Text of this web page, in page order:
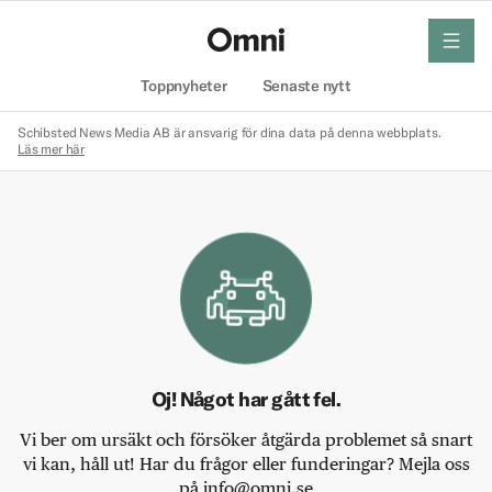
Toppnyheter Senaste nytt
meny
Schibsted News Media AB är ansvarig för dina data på denna webbplats.
Läs mer här
Oj! Något har gått fel.
Vi ber om ursäkt och försöker åtgärda problemet så snart
vi kan, håll ut! Har du frågor eller funderingar? Mejla oss